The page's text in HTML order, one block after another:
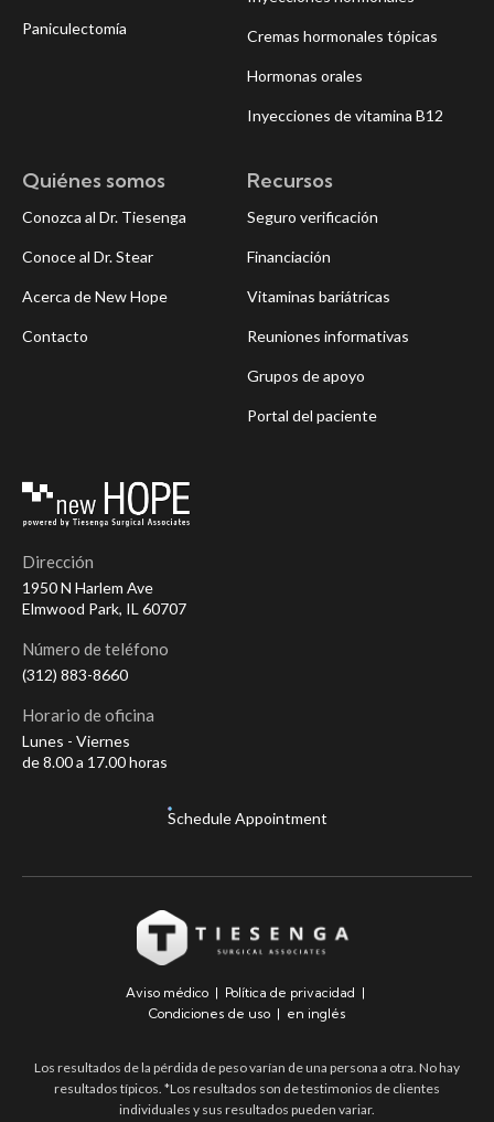
Paniculectomía Cremas hormonales tópicas
Hormonas orales
Inyecciones de vitamina B12
Recursos
Seguro verificación
Financiación
Vitaminas bariátricas
Reuniones informativas
Grupos de apoyo
Portal del paciente
Schedule Appointment
Quiénes somos
Conozca al Dr. Tiesenga
Conoce al Dr. Stear
Acerca de New Hope
Contacto
Dirección
1950 N Harlem Ave
Elmwood Park, IL 60707
Número de teléfono
(312) 883-8660
Horario de oficina
Lunes - Viernes
de 8.00 a 17.00 horas
Aviso médico | Política de privacidad |
Condiciones de uso| en inglés
Los resultados de la pérdida de peso varían de una persona a otra. No hay
resultados típicos. *Los resultados son de testimonios de clientes
individuales y sus resultados pueden variar.